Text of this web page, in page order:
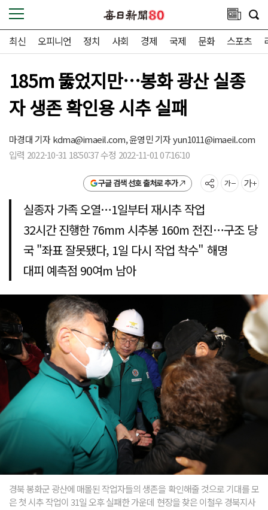
최신 오피니언 정치 사회 경제 국제 문화 스포츠
185m 뚫었지만…봉화 광산 실종
자 생존 확인용 시추 실패
마경대 기자kdma@imaeil.com,윤영민 기자yun1011@imaeil.com
입력 2022-10-31 18:50:37 수정 2022-11-01 07:16:10
구글 검색 선호 출처로 추가
실종자 가족 오열…1일부터 재시추 작업
32시간 진행한 76mm 시추봉 160m 전진…구조 당
국 "좌표 잘못됐다, 1일 다시 작업 착수" 해명
대피 예측점 90여m 남아
경북 봉화군 광산에 매몰된 작업자들의 생존을 확인해줄 것으로 기대를 모
은 첫 시추 작업이 31일 오후 실패한 가운데 현장을 찾은 이철우 경북지사